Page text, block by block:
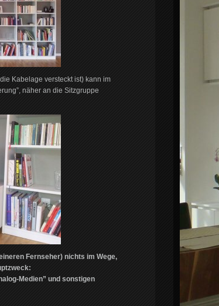
Kabelage versteckt ist) kann im
näher an die Sitzgruppe
Fernseher) nichts im Wege,
Medien” und sonstigen